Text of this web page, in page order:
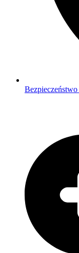
Bezpieczeństwo